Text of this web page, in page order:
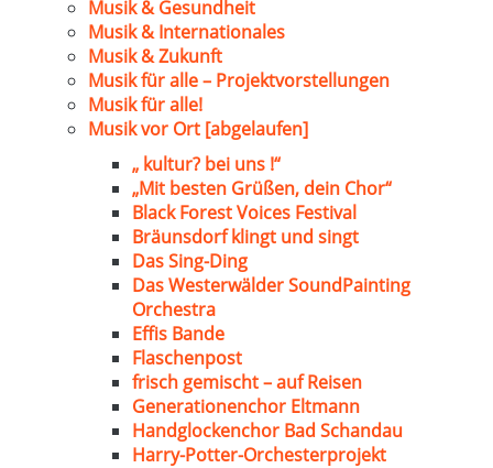
Musik & Gesundheit
Musik & Internationales
Musik & Zukunft
Musik für alle – Projektvorstellungen
Musik für alle!
Musik vor Ort [abgelaufen]
„ kultur? bei uns !“
„Mit besten Grüßen, dein Chor“
Black Forest Voices Festival
Bräunsdorf klingt und singt
Das Sing-Ding
Das Westerwälder SoundPainting
Orchestra
Effis Bande
Flaschenpost
frisch gemischt – auf Reisen
Generationenchor Eltmann
Handglockenchor Bad Schandau
Harry-Potter-Orchesterprojekt